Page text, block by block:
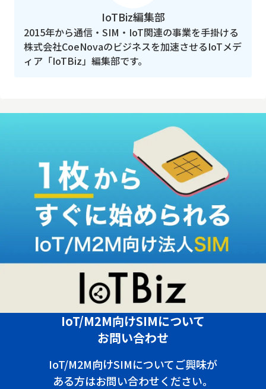
IoTBiz編集部
2015年から通信・SIM・IoT関連の事業を手掛ける
株式会社CoeNovaのビジネスを加速させるIoTメデ
ィア「IoTBiz」編集部です。
IoT/M2M向けSIMについて
お問い合わせ
IoT/M2M向けSIMについてご興味が
ある方はお問い合わせください。